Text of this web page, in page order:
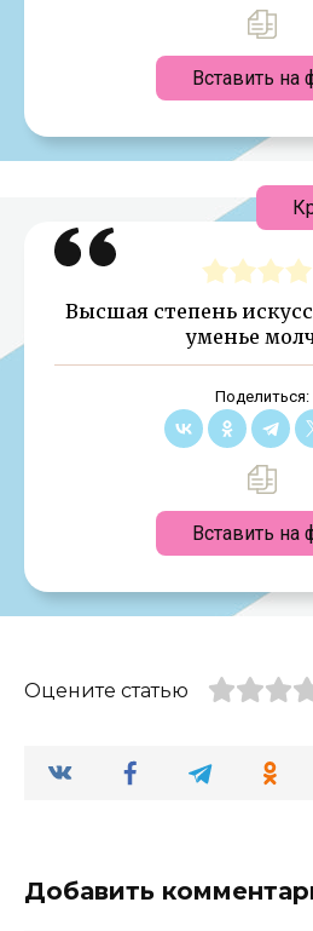
Вставить на
Высшая степень
уменье
Поделиться:
Вставить на
Оцените статью
Добавить